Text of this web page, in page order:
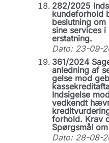
282/2025
kundeforhold
beslutning
sine services
erstatning.
Dato: 23-09-
361/2024
anledning af
gelse mod
Indsigelse
vedkendt
forhold. Krav
Spørgsmål
Dato: 28-08-